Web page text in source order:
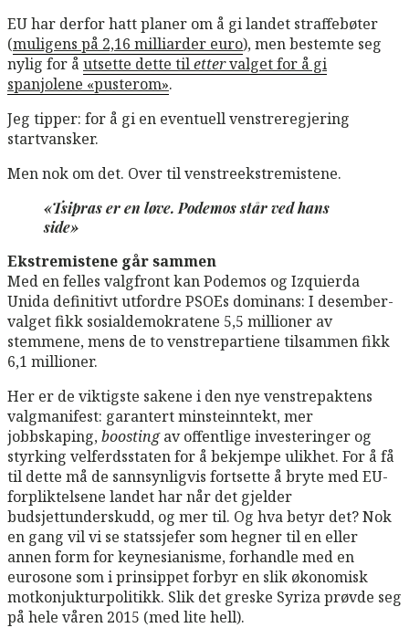
EU har derfor hatt planer om å gi landet straffebøter
(muligens på 2,16 milliarder euro), men bestemte seg
nylig for å utsette dette tilettervalget for å gi
spanjolene «pusterom».
Jeg tipper: for å gi en eventuell venstreregjering
startvansker.
Men nok om det. Over til venstreekstremistene.
«Tsipras er en løve. Podemos står ved hans
side»
Ekstremistene går sammen
Med en felles valgfront kan Podemos og Izquierda
Unida definitivt utfordre PSOEs dominans: I desember-
valget fikk sosialdemokratene 5,5 millioner av
stemmene, mens de to venstrepartiene tilsammen fikk
6,1 millioner.
Her er de viktigste sakene i den nye venstrepaktens
valgmanifest: garantert minsteinntekt, mer
jobbskaping,boostingav offentlige investeringer og
styrking velferdsstaten for å bekjempe ulikhet. For å få
til dette må de sannsynligvis fortsette å bryte med EU-
forpliktelsene landet har når det gjelder
budsjettunderskudd, og mer til. Og hva betyr det? Nok
en gang vil vi se statssjefer som hegner til en eller
annen form for keynesianisme, forhandle med en
eurosone som i prinsippet forbyr en slik økonomisk
motkonjukturpolitikk. Slik det greske Syriza prøvde seg
på hele våren 2015 (med lite hell).